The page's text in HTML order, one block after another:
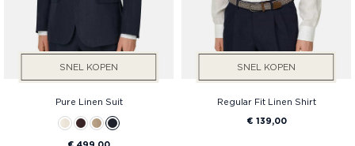
SNEL KOPEN
Pure Linen Suit
SNEL KOPEN
Regular Fit Linen Shirt
€ 139,00